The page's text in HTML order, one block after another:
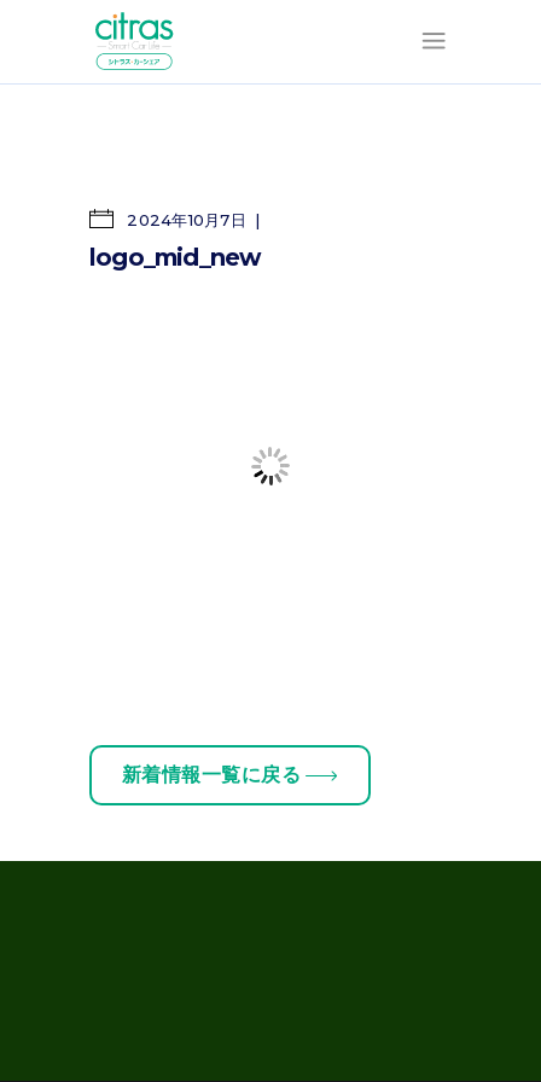
2024年10月7日
logo_mid_new
新着情報一覧に戻る